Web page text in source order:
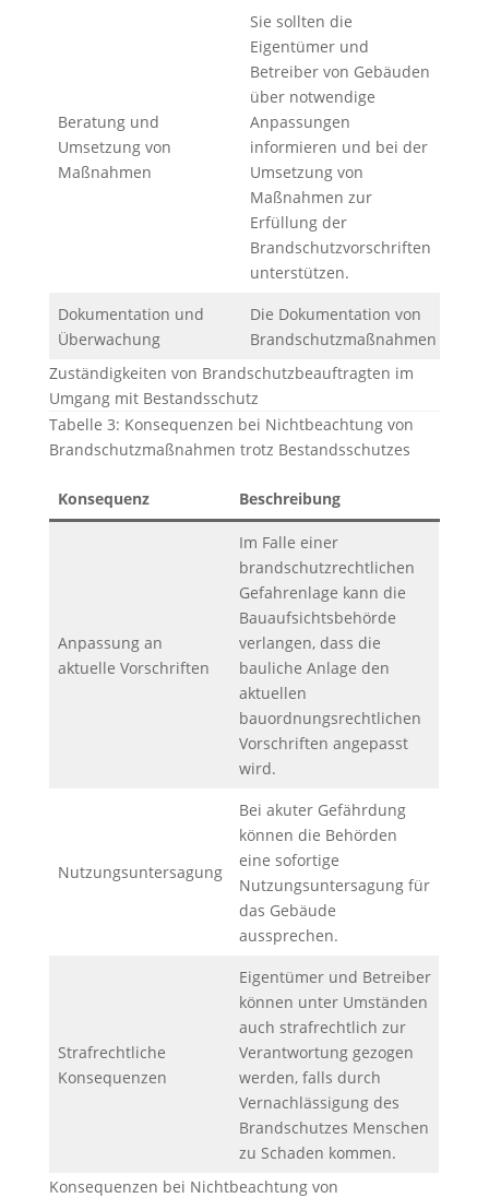
Beratung und
Umsetzung von
Maßnahmen
Sie sollten die
Eigentümer und
Betreiber von Gebäuden
über notwendige
Anpassungen
informieren und bei der
Umsetzung von
Maßnahmen zur
Erfüllung der
Brandschutzvorschriften
unterstützen.
Dokumentation und
Überwachung
Die Dokumentation von
Brandschutzmaßnahmen
Zuständigkeiten von Brandschutzbeauftragten im
Umgang mit Bestandsschutz
Tabelle 3: Konsequenzen bei Nichtbeachtung von
Brandschutzmaßnahmen trotz Bestandsschutzes
Konsequenz Beschreibung
Anpassung an
aktuelle Vorschriften
Im Falle einer
brandschutzrechtlichen
Gefahrenlage kann die
Bauaufsichtsbehörde
verlangen, dass die
bauliche Anlage den
aktuellen
bauordnungsrechtlichen
Vorschriften angepasst
wird.
Nutzungsuntersagung
Bei akuter Gefährdung
können die Behörden
eine sofortige
Nutzungsuntersagung für
das Gebäude
aussprechen.
Strafrechtliche
Konsequenzen
Eigentümer und Betreiber
können unter Umständen
auch strafrechtlich zur
Verantwortung gezogen
werden, falls durch
Vernachlässigung des
Brandschutzes Menschen
zu Schaden kommen.
Konsequenzen bei Nichtbeachtung von